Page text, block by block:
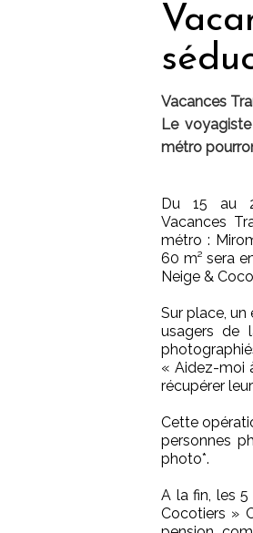
Vacances
Le
métro
Du 15 au
Vacances
métro :
60 m² sera
Neige &
Sur place,
usagers de
« Aidez-moi
récupérer
Cette
personnes
photo*.
A la fin, les
Cocotiers »